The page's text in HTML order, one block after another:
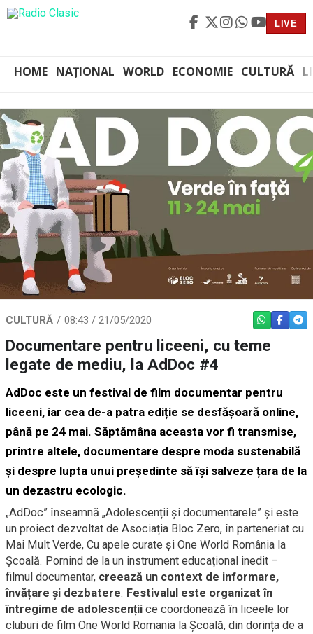
LIVE
HOME NAȚIONAL WORLD ECONOMIE CULTURĂ
CULTURĂ 08:43 / 21/05/2020 WHATSAPP
Documentare pentru liceeni, cu teme
legate de mediu, la AdDoc #4
AdDoc este un festival de film documentar pentru
liceeni, iar cea de-a patra ediție se desfășoară online,
până pe 24 mai. Săptămâna aceasta vor fi transmise,
printre altele, documentare despre moda sustenabilă
și despre lupta unui președinte să își salveze țara de la
un dezastru ecologic.
„AdDoc” înseamnă „Adolescenții și documentarele” și este
un proiect dezvoltat de Asociația Bloc Zero, în parteneriat cu
Mai Mult Verde, Cu apele curate și One World România la
Școală. Pornind de la un instrument educațional inedit –
filmul documentar, creează un context de informare,
învățare și dezbatere. Festivalul este organizat în
întregime de adolescenții ce coordonează în liceele lor
cluburi de film One World Romania la Școală, din dorința de a